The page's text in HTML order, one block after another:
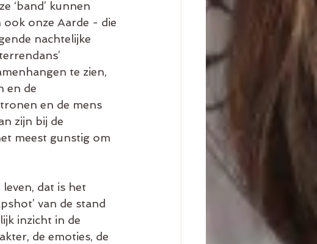
‘band’ kunnen
ook onze Aarde - die
nachtelijke
te zien,
en de
en de mens
zijn bij de
meest gunstig om
dat is het
van de stand
inzicht in de
de emoties, de